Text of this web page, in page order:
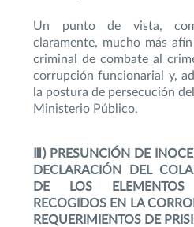
Un punto de vista,
claramente, mucho más
criminal de combate al
corrupción funcionarial y,
la postura de persecución
Ministerio Público.
Ⅲ) PRESUNCIÓN DE
DECLARACIÓN DEL
DE LOS
RECOGIDOS EN LA
REQUERIMIENTOS DE